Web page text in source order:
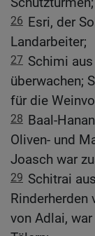
26 Esri, der
Landarbeiter;
27 Schimi
überwachen;
für die
28 Baal-
Oliven- und
Joasch war
29 Schitrai
Rinderherden
von Adlai,